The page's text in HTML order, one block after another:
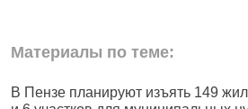
Материалы по теме:
В Пензе планируют изъять 149